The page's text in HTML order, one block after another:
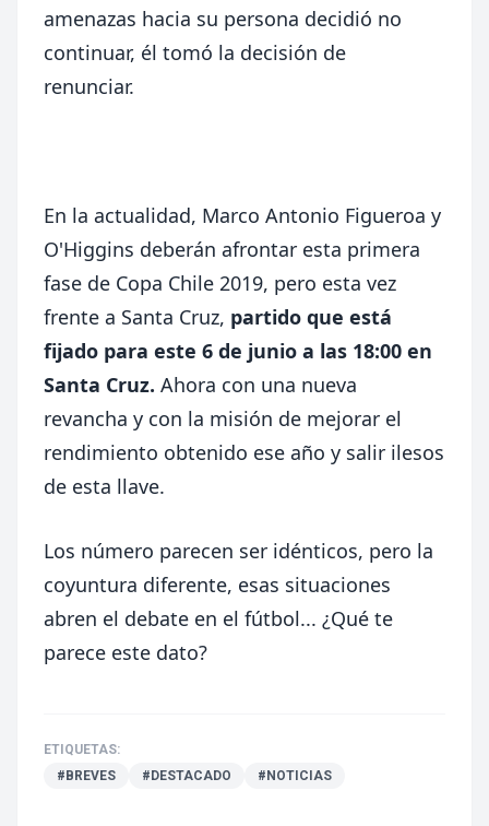
amenazas hacia su persona decidió no
continuar, él tomó la decisión de
renunciar.
En la actualidad, Marco Antonio Figueroa y
O'Higgins deberán afrontar esta primera
fase de Copa Chile 2019, pero esta vez
frente a Santa Cruz, partido que está
fijado para este 6 de junio a las 18:00 en
Santa Cruz. Ahora con una nueva
revancha y con la misión de mejorar el
rendimiento obtenido ese año y salir ilesos
de esta llave.
Los número parecen ser idénticos, pero la
coyuntura diferente, esas situaciones
abren el debate en el fútbol... ¿Qué te
parece este dato?
ETIQUETAS:
#BREVES
#DESTACADO #NOTICIAS